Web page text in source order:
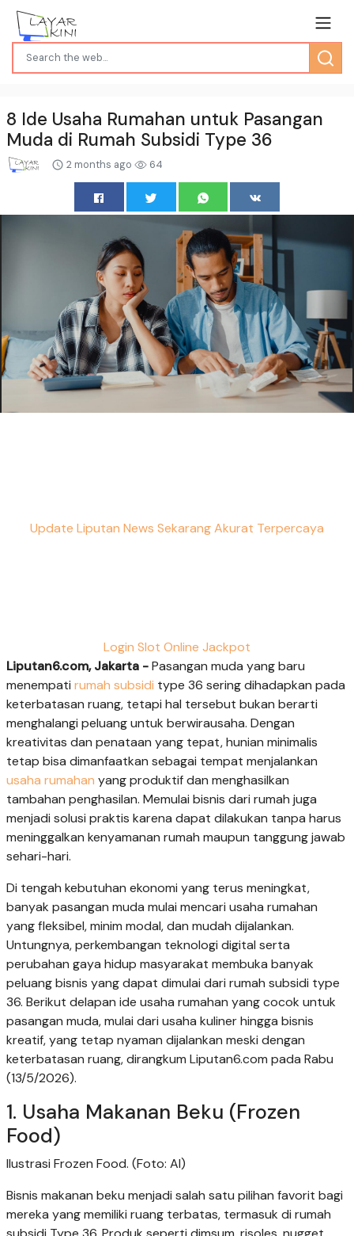
8 Ide Usaha Rumahan untuk Pasangan
Muda di Rumah Subsidi Type 36
2 months ago 64
Update Liputan News Sekarang Akurat Terpercaya
Login Slot Online Jackpot
Liputan6.com, Jakarta -Pasangan muda yang baru
menempati rumah subsidi type 36 sering dihadapkan pada
keterbatasan ruang, tetapi hal tersebut bukan berarti
menghalangi peluang untuk berwirausaha. Dengan
kreativitas dan penataan yang tepat, hunian minimalis
tetap bisa dimanfaatkan sebagai tempat menjalankan
usaha rumahan yang produktif dan menghasilkan
tambahan penghasilan. Memulai bisnis dari rumah juga
menjadi solusi praktis karena dapat dilakukan tanpa harus
meninggalkan kenyamanan rumah maupun tanggung jawab
sehari-hari.
Di tengah kebutuhan ekonomi yang terus meningkat,
banyak pasangan muda mulai mencari usaha rumahan
yang fleksibel, minim modal, dan mudah dijalankan.
Untungnya, perkembangan teknologi digital serta
perubahan gaya hidup masyarakat membuka banyak
peluang bisnis yang dapat dimulai dari rumah subsidi type
36. Berikut delapan ide usaha rumahan yang cocok untuk
pasangan muda, mulai dari usaha kuliner hingga bisnis
kreatif, yang tetap nyaman dijalankan meski dengan
keterbatasan ruang, dirangkum Liputan6.com pada Rabu
(13/5/2026).
1. Usaha Makanan Beku (Frozen
Food)
Ilustrasi Frozen Food. (Foto: AI)
Bisnis makanan beku menjadi salah satu pilihan favorit bagi
mereka yang memiliki ruang terbatas, termasuk di rumah